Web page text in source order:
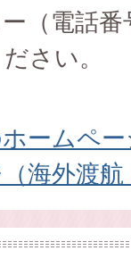
（電話
さい。
ームペ
海外渡航